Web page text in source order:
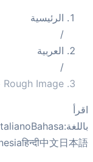
الرئيسية
العربية
Rough Image
ItalianoBahasa
हिन्दी中文日